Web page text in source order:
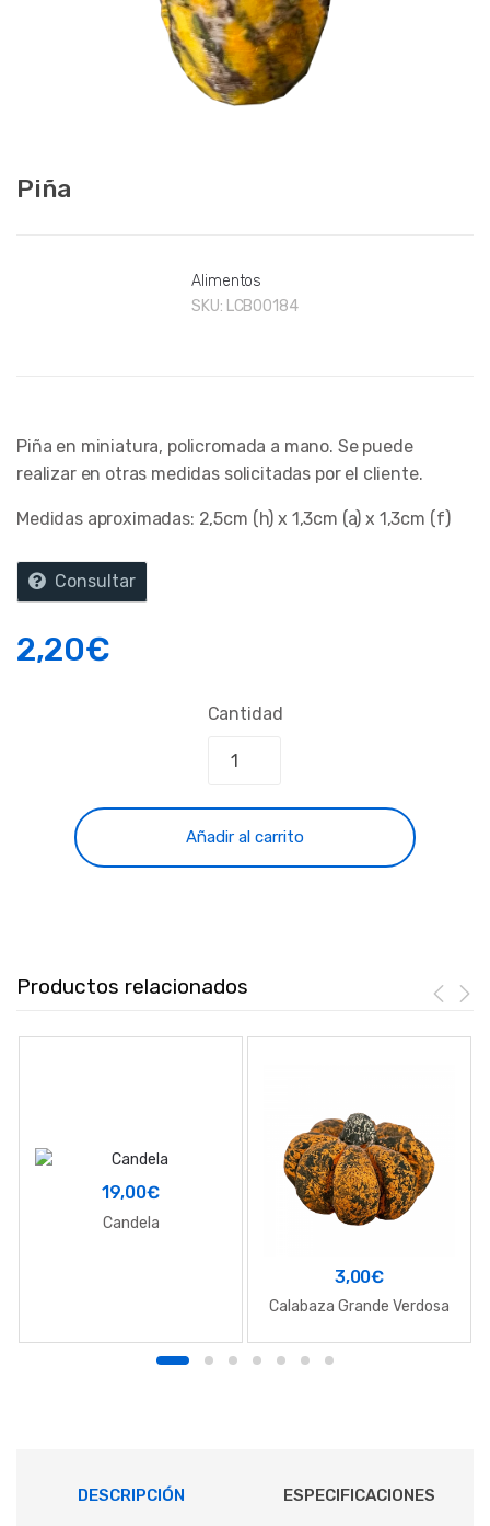
Piña
Alimentos
SKU: LCB00184
Piña en miniatura, policromada a mano. Se puede
realizar en otras medidas solicitadas por el cliente.
Medidas aproximadas: 2,5cm (h) x 1,3cm (a) x 1,3cm (f)
Consultar
2,20€
Cantidad
Añadir al carrito
Productos relacionados
19,00€
Candela
3,00€
Calabaza Grande Verdosa
DESCRIPCIÓN ESPECIFICACIONES